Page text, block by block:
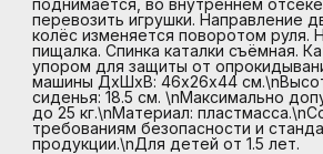
поднимается, во внутреннем
перевозить игрушки. Направление
колёс изменяется поворотом руля.
пищалка. Спинка каталки съёмная.
упором для защиты от
машины ДхШхВ: 46х26х44
сиденья: 18.5 см. \nМаксимально
до 25 кг.\nМатериал:
требованиям безопасности и
продукции.\nДля детей от 1.5 лет.